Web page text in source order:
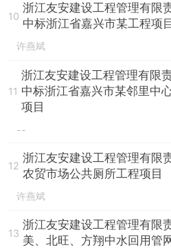
10
浙江友安建设工程管理有限
中标浙江省嘉兴市某工程项目
许燕斌
11
浙江友安建设工程管理有限
中标浙江省嘉兴市某邻里中
项目
--
12
浙江友安建设工程管理有限
农贸市场公共厕所工程项目
许燕斌
13
浙江友安建设工程管理有限
美、北旺、方翔中水回用管